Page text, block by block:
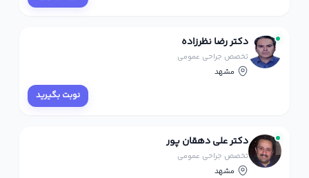
دکتر رضا نظرزاده
تخصص جراحی عمومی
مشهد
نوبت بگیرید
دکتر علی دهقان پور
تخصص جراحی عمومی
مشهد